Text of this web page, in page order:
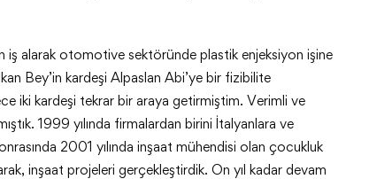
iş alarak otomotive sektöründe plastik enjeksiyon işine
Bey’in kardeşi Alpaslan Abi’ye bir fizibilite
iki kardeşi tekrar bir araya getirmiştim. Verimli ve
1999 yılında firmalardan birini İtalyanlara ve
2001 yılında inşaat mühendisi olan çocukluk
inşaat projeleri gerçekleştirdik. On yıl kadar devam